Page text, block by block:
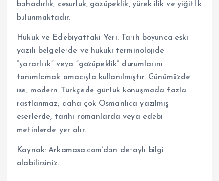
bahadırlık, cesurluk, gözüpeklik, yüreklilik ve yiğitlik
bulunmaktadır.
Hukuk ve Edebiyattaki Yeri: Tarih boyunca eski
yazılı belgelerde ve hukuki terminolojide
“yararlılık” veya “gözüpeklik” durumlarını
tanımlamak amacıyla kullanılmıştır. Günümüzde
ise, modern Türkçede günlük konuşmada fazla
rastlanmaz; daha çok Osmanlıca yazılmış
eserlerde, tarihi romanlarda veya edebi
metinlerde yer alır.
Kaynak: Arkamasa.com’dan detaylı bilgi
alabilirsiniz.